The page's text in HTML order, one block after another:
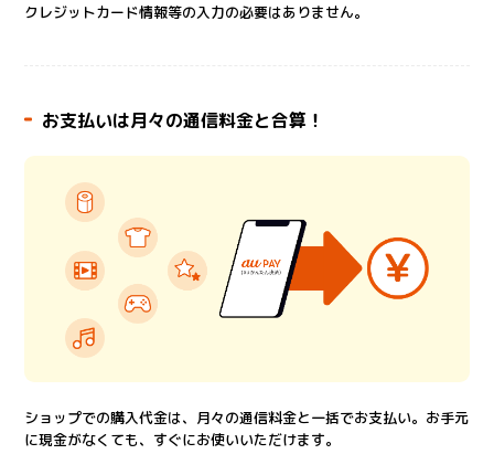
クレジットカード情報等の入力の必要はありません。
お支払いは月々の通信料金と合算！
ショップでの購入代金は、月々の通信料金と一括でお支払い。お手元
に現金がなくても、すぐにお使いいただけます。